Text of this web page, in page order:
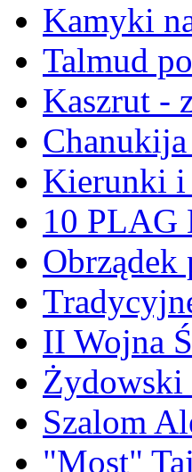
Kamyki
Talmud
Kaszrut -
Kierunki i
10 PLAG
II Wojna
Szalom
"Most"